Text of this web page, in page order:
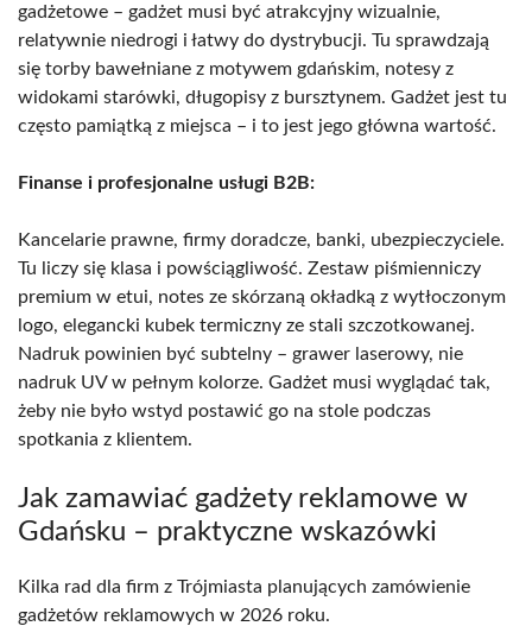
gadżetowe – gadżet musi być atrakcyjny wizualnie,
relatywnie niedrogi i łatwy do dystrybucji. Tu sprawdzają
się torby bawełniane z motywem gdańskim, notesy z
widokami starówki, długopisy z bursztynem. Gadżet jest tu
często pamiątką z miejsca – i to jest jego główna wartość.
Finanse i profesjonalne usługi B2B:
Kancelarie prawne, firmy doradcze, banki, ubezpieczyciele.
Tu liczy się klasa i powściągliwość. Zestaw piśmienniczy
premium w etui, notes ze skórzaną okładką z wytłoczonym
logo, elegancki kubek termiczny ze stali szczotkowanej.
Nadruk powinien być subtelny – grawer laserowy, nie
nadruk UV w pełnym kolorze. Gadżet musi wyglądać tak,
żeby nie było wstyd postawić go na stole podczas
spotkania z klientem.
Jak zamawiać gadżety reklamowe w
Gdańsku – praktyczne wskazówki
Kilka rad dla firm z Trójmiasta planujących zamówienie
gadżetów reklamowych w 2026 roku.